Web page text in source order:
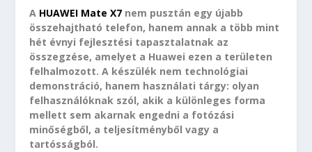
A HUAWEI Mate X7 nem pusztán egy újabb
összehajtható telefon, hanem annak a több mint
hét évnyi fejlesztési tapasztalatnak az
összegzése, amelyet a Huawei ezen a területen
felhalmozott. A készülék nem technológiai
demonstráció, hanem használati tárgy: olyan
felhasználóknak szól, akik a különleges forma
mellett sem akarnak engedni a fotózási
minőségből, a teljesítményből vagy a
tartósságból.